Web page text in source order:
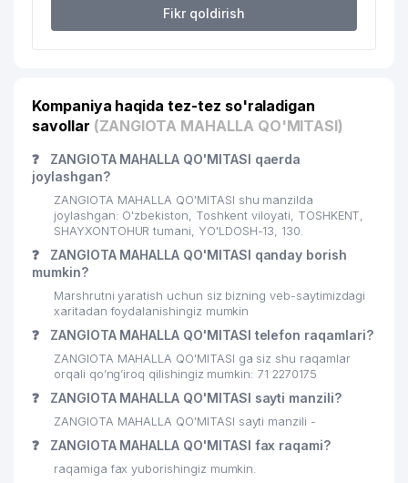
Fikr qoldirish
Kompaniya haqida tez-tez so'raladigan
savollar (ZANGIOTA MAHALLA QO'MITASI)
❓
ZANGIOTA MAHALLA QO'MITASI qaerda
joylashgan?
ZANGIOTA MAHALLA QO'MITASI shu manzilda
joylashgan: O'zbekiston, Toshkent viloyati, TOSHKENT,
SHAYXONTOHUR tumani, YO'LDOSH-13, 130.
❓
ZANGIOTA MAHALLA QO'MITASI qanday borish
mumkin?
Marshrutni yaratish uchun siz bizning veb-saytimizdagi
xaritadan foydalanishingiz mumkin
❓ ZANGIOTA MAHALLA QO'MITASI telefon raqamlari?
ZANGIOTA MAHALLA QO'MITASI ga siz shu raqamlar
orqali qo’ng’iroq qilishingiz mumkin: 71 2270175
❓ ZANGIOTA MAHALLA QO'MITASI sayti manzili?
ZANGIOTA MAHALLA QO'MITASI sayti manzili -
❓ ZANGIOTA MAHALLA QO'MITASI fax raqami?
raqamiga fax yuborishingiz mumkin.